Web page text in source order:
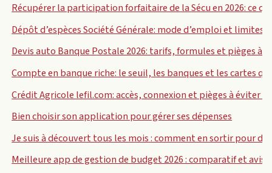
Récupérer la participation forfaitaire de la Sécu en 2026: ce
Dépôt d’espèces Société Générale: mode d’emploi et limites
Devis auto Banque Postale 2026: tarifs, formules et pièges à
Compte en banque riche: le seuil, les banques et les cartes
Crédit Agricole lefil.com: accès, connexion et pièges à éviter
Bien choisir son application pour gérer ses dépenses
Je suis à découvert tous les mois : comment en sortir pour de
Meilleure app de gestion de budget 2026 : comparatif et avis